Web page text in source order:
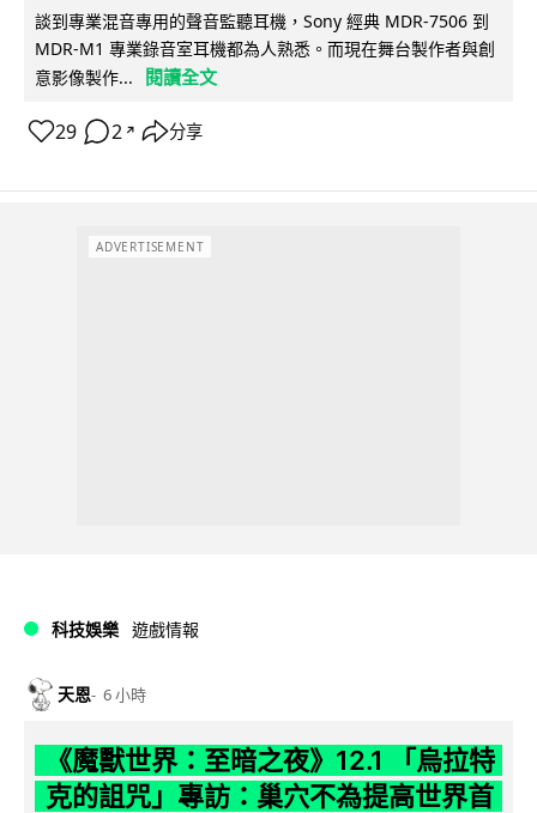
談到專業混音專用的聲音監聽耳機，Sony 經典 MDR-7506 到
MDR-M1 專業錄音室耳機都為人熟悉。而現在舞台製作者與創
意影像製作...
閱讀全文
29 2 ↗ 分享
ADVERTISEMENT
科技娛樂 遊戲情報
天恩 6 小時
《魔獸世界：至暗之夜》12.1 「烏拉特
克的詛咒」專訪：巢穴不為提高世界首